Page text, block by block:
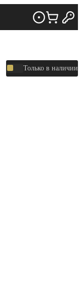
Только в наличии